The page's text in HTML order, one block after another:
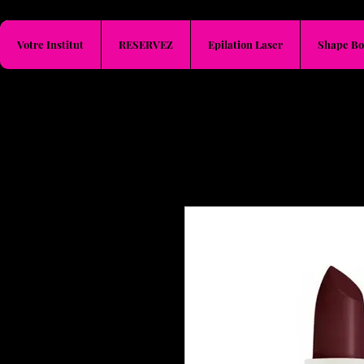
Votre Institut RESERVEZ Epilation Laser Shape